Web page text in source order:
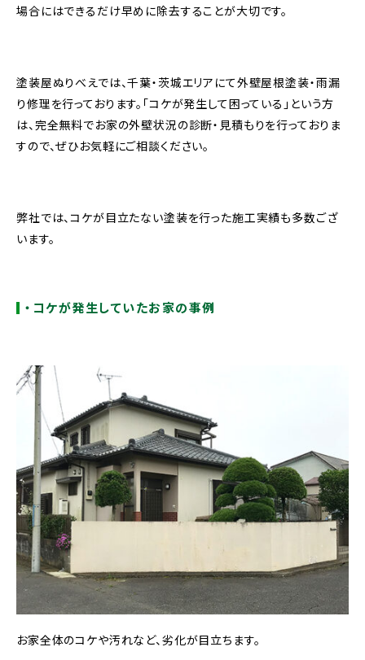
場合にはできるだけ早めに除去することが大切です。
塗装屋ぬりべえでは、千葉・茨城エリアにて外壁屋根塗装・雨漏
り修理を行っております。「コケが発生して困っている」という方
は、完全無料でお家の外壁状況の診断・見積もりを行っておりま
すので、ぜひお気軽にご相談ください。
弊社では、コケが目立たない塗装を行った施工実績も多数ござ
います。
・コケが発生していたお家の事例
お家全体のコケや汚れなど、劣化が目立ちます。